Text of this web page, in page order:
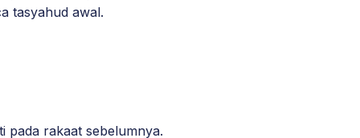
tasyahud awal.
pada rakaat sebelumnya.